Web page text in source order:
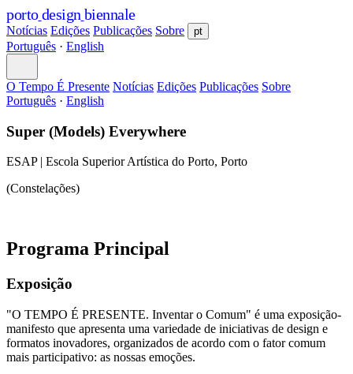
porto design biennale
Notícias Edições Publicações Sobre pt
Português · English
O Tempo É Presente Notícias Edições Publicações Sobre
Português · English
Super (Models) Everywhere
ESAP | Escola Superior Artística do Porto, Porto
(Constelações)
Programa Principal
Exposição
"O TEMPO É PRESENTE. Inventar o Comum" é uma exposição-
manifesto que apresenta uma variedade de iniciativas de design e
formatos inovadores, organizados de acordo com o fator comum
mais participativo: as nossas emoções.